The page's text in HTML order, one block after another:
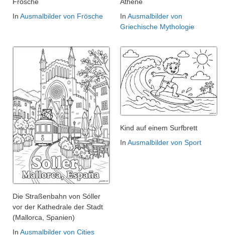
Frösche
In Ausmalbilder von Frösche
Athene
In Ausmalbilder von
Griechische Mythologie
Die Straßenbahn von Sóller
vor der Kathedrale der Stadt
(Mallorca, Spanien)
In Ausmalbilder von Cities
Kind auf einem Surfbrett
In Ausmalbilder von Sport